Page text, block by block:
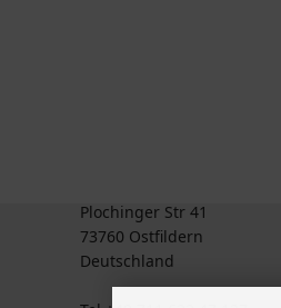
Plochinger Str 41
73760 Ostfildern
Deutschland